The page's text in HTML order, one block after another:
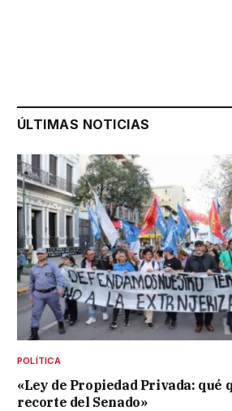
ÚLTIMAS NOTICIAS
POLÍTICA
«Ley de Propiedad Privada: qué
recorte del Senado»